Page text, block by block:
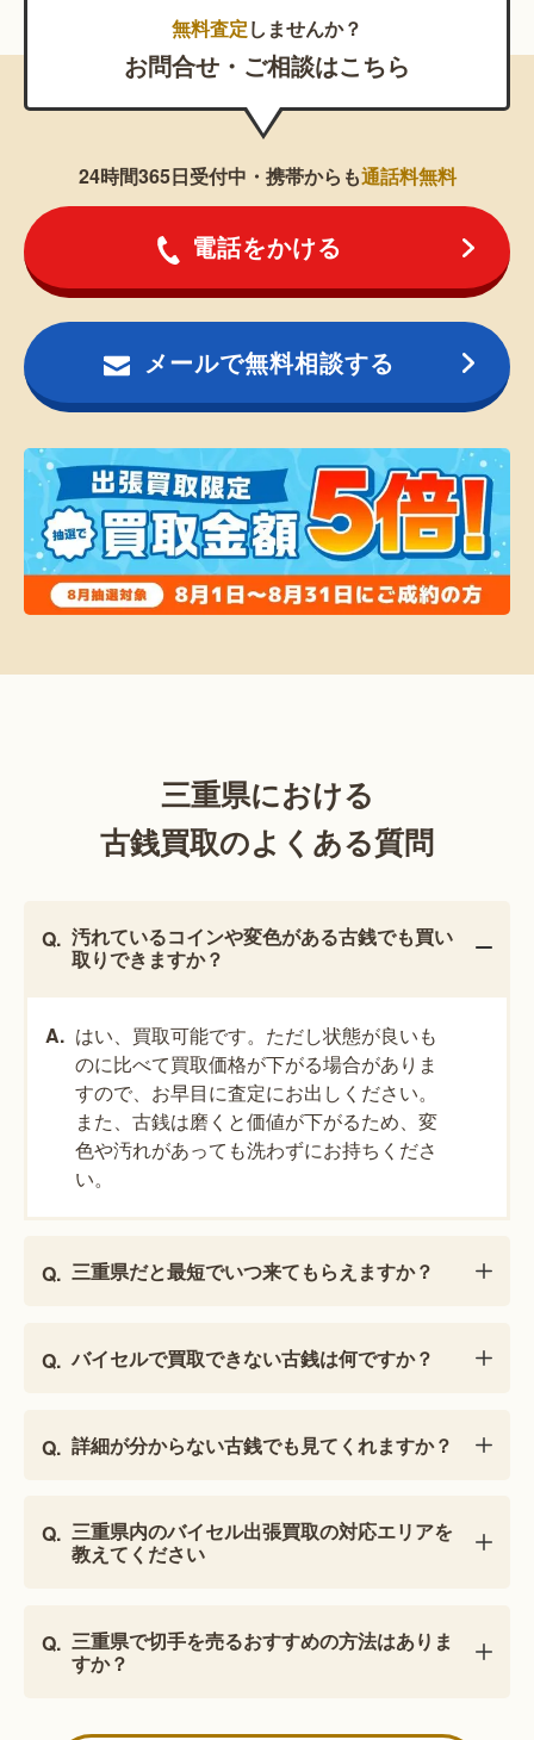
無料査定しませんか？
お問合せ・ご相談はこちら
24時間365日受付中・携帯からも通話料無料
電話をかける
メールで無料相談する
三重県における
古銭買取のよくある質問
汚れているコインや変色がある古銭でも買い
取りできますか？
はい、買取可能です。ただし状態が良いも
のに比べて買取価格が下がる場合がありま
すので、お早目に査定にお出しください。
また、古銭は磨くと価値が下がるため、変
色や汚れがあっても洗わずにお持ちくださ
い。
三重県だと最短でいつ来てもらえますか？
バイセルで買取できない古銭は何ですか？
詳細が分からない古銭でも見てくれますか？
三重県内のバイセル出張買取の対応エリアを
教えてください
三重県で切手を売るおすすめの方法はありま
すか？